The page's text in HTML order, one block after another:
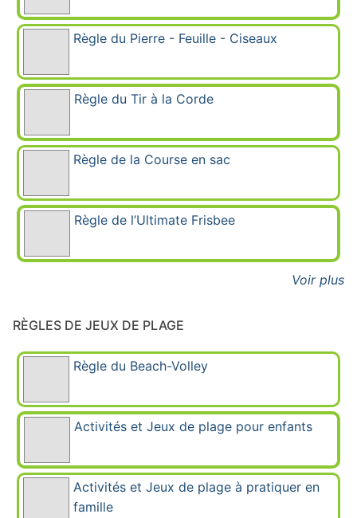
Règle du Pierre - Feuille - Ciseaux
Règle du Tir à la Corde
Règle de la Course en sac
Règle de l’Ultimate Frisbee
Voir plus
RÈGLES DE JEUX DE PLAGE
Règle du Beach-Volley
Activités et Jeux de plage pour enfants
Activités et Jeux de plage à pratiquer en
famille